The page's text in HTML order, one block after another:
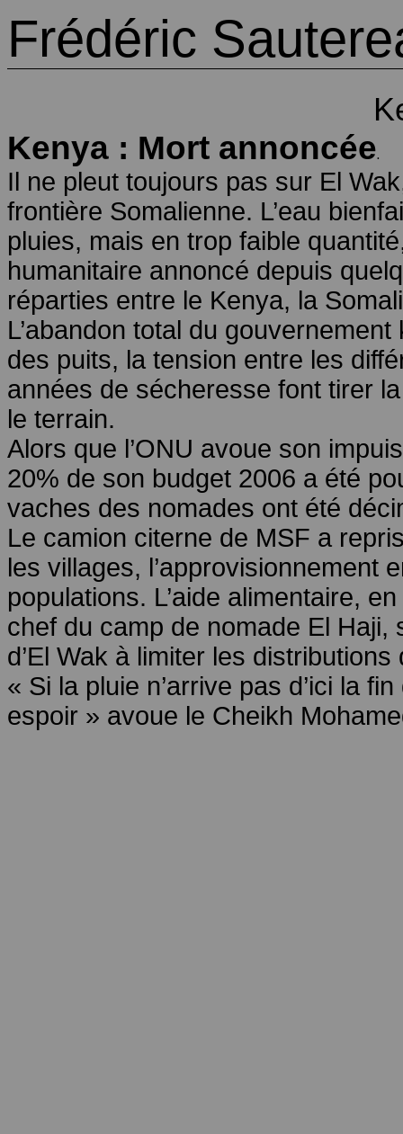
Frédéric
Kenya : Mort annoncée.
Il ne pleut toujours pas sur El
frontière Somalienne. L’eau
pluies, mais en trop faible
humanitaire annoncé depuis
réparties entre le Kenya, la
L’abandon total du
des puits, la tension entre les
années de sécheresse font tirer
le terrain.
Alors que l’ONU avoue son
20% de son budget 2006 a été
vaches des nomades ont été
Le camion citerne de MSF a
les villages, l’approvisionnement
populations. L’aide alimentaire,
chef du camp de nomade El
d’El Wak à limiter les
« Si la pluie n’arrive pas d’ici la
espoir » avoue le Cheikh